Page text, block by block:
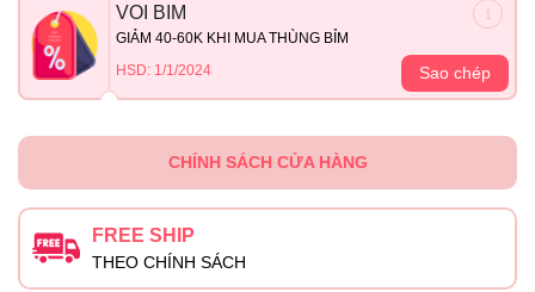
VOI BIM
GIẢM 40-60K KHI MUA THÙNG BỈM
HSD: 1/1/2024
Sao chép
CHÍNH SÁCH CỬA HÀNG
FREE SHIP
THEO CHÍNH SÁCH